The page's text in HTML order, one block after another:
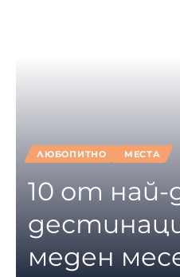
ЛЮБОПИТНО МЕСТА
10 от
меден